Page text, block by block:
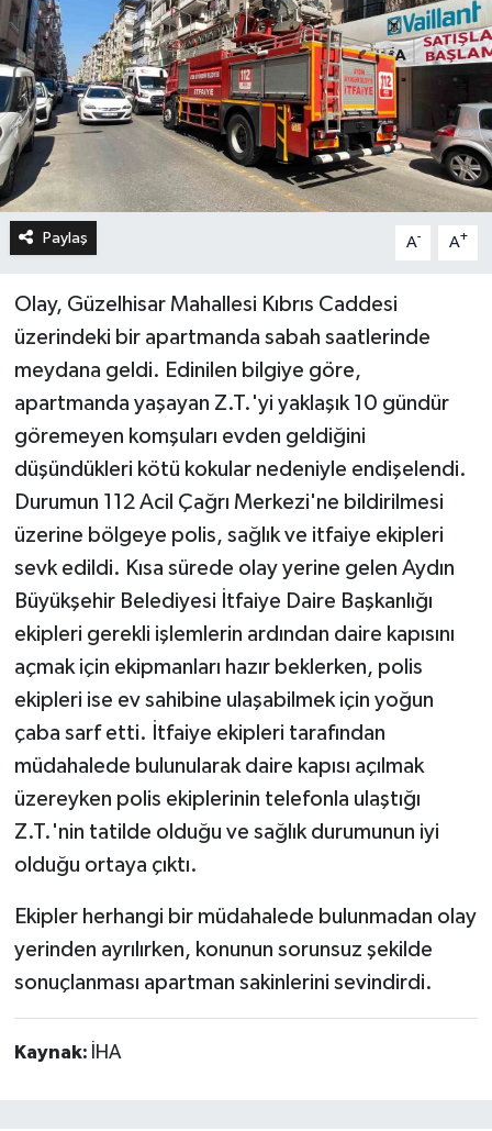
Paylaş A- A+
Olay, Güzelhisar Mahallesi Kıbrıs Caddesi
üzerindeki bir apartmanda sabah saatlerinde
meydana geldi. Edinilen bilgiye göre,
apartmanda yaşayan Z.T.'yi yaklaşık 10 gündür
göremeyen komşuları evden geldiğini
düşündükleri kötü kokular nedeniyle endişelendi.
Durumun 112 Acil Çağrı Merkezi'ne bildirilmesi
üzerine bölgeye polis, sağlık ve itfaiye ekipleri
sevk edildi. Kısa sürede olay yerine gelen Aydın
Büyükşehir Belediyesi İtfaiye Daire Başkanlığı
ekipleri gerekli işlemlerin ardından daire kapısını
açmak için ekipmanları hazır beklerken, polis
ekipleri ise ev sahibine ulaşabilmek için yoğun
çaba sarf etti. İtfaiye ekipleri tarafından
müdahalede bulunularak daire kapısı açılmak
üzereyken polis ekiplerinin telefonla ulaştığı
Z.T.'nin tatilde olduğu ve sağlık durumunun iyi
olduğu ortaya çıktı.
Ekipler herhangi bir müdahalede bulunmadan olay
yerinden ayrılırken, konunun sorunsuz şekilde
sonuçlanması apartman sakinlerini sevindirdi.
Kaynak: İHA